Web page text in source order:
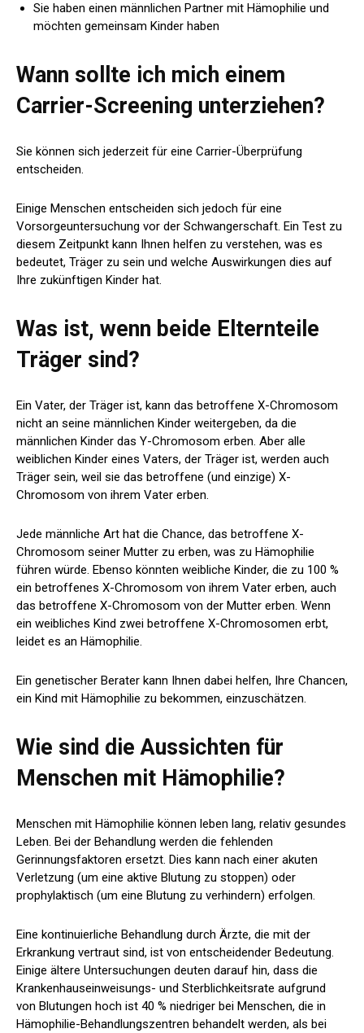
Sie haben einen männlichen Partner mit Hämophilie und
möchten gemeinsam Kinder haben
Wann sollte ich mich einem
Carrier-Screening unterziehen?
Sie können sich jederzeit für eine Carrier-Überprüfung
entscheiden.
Einige Menschen entscheiden sich jedoch für eine
Vorsorgeuntersuchung vor der Schwangerschaft. Ein Test zu
diesem Zeitpunkt kann Ihnen helfen zu verstehen, was es
bedeutet, Träger zu sein und welche Auswirkungen dies auf
Ihre zukünftigen Kinder hat.
Was ist, wenn beide Elternteile
Träger sind?
Ein Vater, der Träger ist, kann das betroffene X-Chromosom
nicht an seine männlichen Kinder weitergeben, da die
männlichen Kinder das Y-Chromosom erben. Aber alle
weiblichen Kinder eines Vaters, der Träger ist, werden auch
Träger sein, weil sie das betroffene (und einzige) X-
Chromosom von ihrem Vater erben.
Jede männliche Art hat die Chance, das betroffene X-
Chromosom seiner Mutter zu erben, was zu Hämophilie
führen würde. Ebenso könnten weibliche Kinder, die zu 100 %
ein betroffenes X-Chromosom von ihrem Vater erben, auch
das betroffene X-Chromosom von der Mutter erben. Wenn
ein weibliches Kind zwei betroffene X-Chromosomen erbt,
leidet es an Hämophilie.
Ein genetischer Berater kann Ihnen dabei helfen, Ihre Chancen,
ein Kind mit Hämophilie zu bekommen, einzuschätzen.
Wie sind die Aussichten für
Menschen mit Hämophilie?
Menschen mit Hämophilie können leben lang, relativ gesundes
Leben. Bei der Behandlung werden die fehlenden
Gerinnungsfaktoren ersetzt. Dies kann nach einer akuten
Verletzung (um eine aktive Blutung zu stoppen) oder
prophylaktisch (um eine Blutung zu verhindern) erfolgen.
Eine kontinuierliche Behandlung durch Ärzte, die mit der
Erkrankung vertraut sind, ist von entscheidender Bedeutung.
Einige ältere Untersuchungen deuten darauf hin, dass die
Krankenhauseinweisungs- und Sterblichkeitsrate aufgrund
von Blutungen hoch ist 40 % niedriger bei Menschen, die in
Hämophilie-Behandlungszentren behandelt werden, als bei